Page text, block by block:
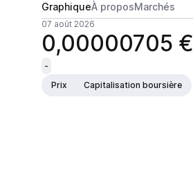
GraphiqueÀ proposMarchés
07 août 2026
0,00000705 €
-
Prix
Capitalisation boursière